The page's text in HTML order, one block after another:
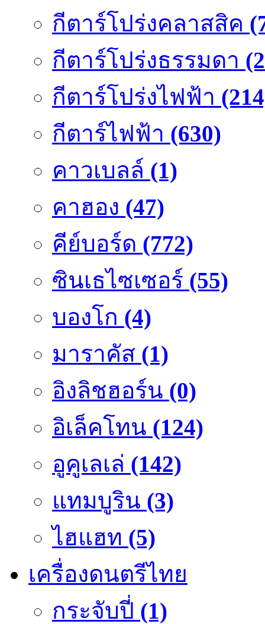
กีตาร์โปร่งคลาสสิค
กีตาร์โปร่งธรรมดา
กีตาร์โปร่งไฟฟ้า
กีตาร์ไฟฟ้า (630)
คาวเบลล์ (1)
คาฮอง (47)
คีย์บอร์ด (772)
ซินเธไซเซอร์ (55)
บองโก (4)
มาราคัส (1)
อิงลิชฮอร์น (0)
อิเล็คโทน (124)
อูคูเลเล่ (142)
แทมบูริน (3)
ไฮแฮท (5)
เครื่องดนตรีไทย
กระจับปี่ (1)